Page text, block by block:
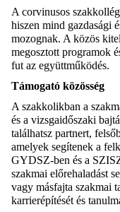
A corvinusos
hiszen mind gazdasági
mozognak. A közös
megosztott programok
fut az együttműködés.
Támogató közösség
A szakkolikban a
és a vizsgaidőszaki
találhatsz partnert,
amelyek segítenek a
GYDSZ-ben és a
szakmai előrehaladást
vagy másfajta szakmai
karrierépítését és